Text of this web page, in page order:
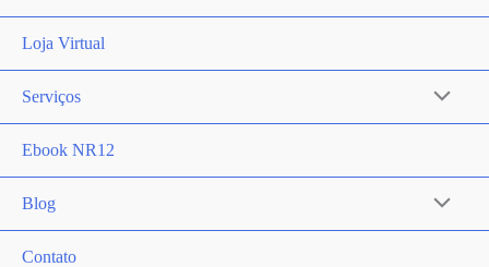
Loja Virtual
Serviços
Ebook NR12
Blog
Contato